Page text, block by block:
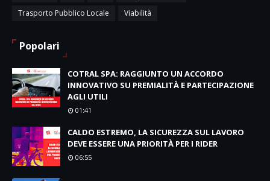
Trasporto Pubblico Locale
Viabilità
Popolari
COTRAL SPA: RAGGIUNTO UN ACCORDO
INNOVATIVO SU PREMIALITÀ E PARTECIPAZIONE
AGLI UTILI
01:41
CALDO ESTREMO, LA SICUREZZA SUL LAVORO
DEVE ESSERE UNA PRIORITÀ PER I RIDER
06:55